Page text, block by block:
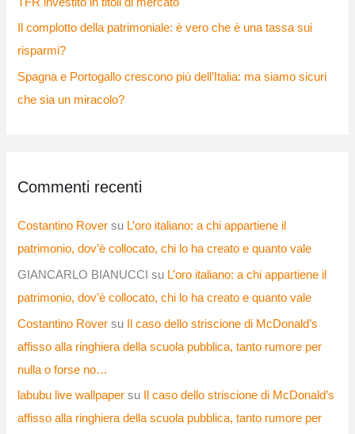
Il complotto della patrimoniale: è vero che è una tassa sui
risparmi?
Spagna e Portogallo crescono più dell’Italia: ma siamo sicuri
che sia un miracolo?
Commenti recenti
Costantino Rover su L’oro italiano: a chi appartiene il
patrimonio, dov’è collocato, chi lo ha creato e quanto vale
GIANCARLO BIANUCCI su L’oro italiano: a chi appartiene il
patrimonio, dov’è collocato, chi lo ha creato e quanto vale
Costantino Rover su Il caso dello striscione di McDonald’s
affisso alla ringhiera della scuola pubblica, tanto rumore per
nulla o forse no…
labubu live wallpaper su
Il caso dello striscione di McDonald’s
affisso alla ringhiera della scuola pubblica, tanto rumore per